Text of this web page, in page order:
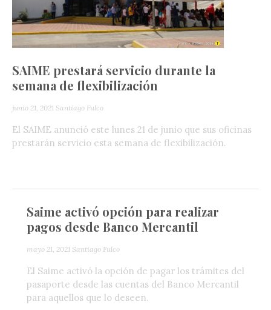
SAIME prestará servicio durante la
semana de flexibilización
junio 21, 2021 Santiago Fulco
El SAIME anunció este lunes 21 de junio que sus oficinas
prestarán servicio esta semana de flexibilización.
Saime activó opción para realizar
pagos desde Banco Mercantil
mayo 21, 2021 Santiago Fulco
El Saime activó la opción de pagar los trámites del
pasaporte desde las cuentas del Banco Mercantil
para aquellos que lo deseen.